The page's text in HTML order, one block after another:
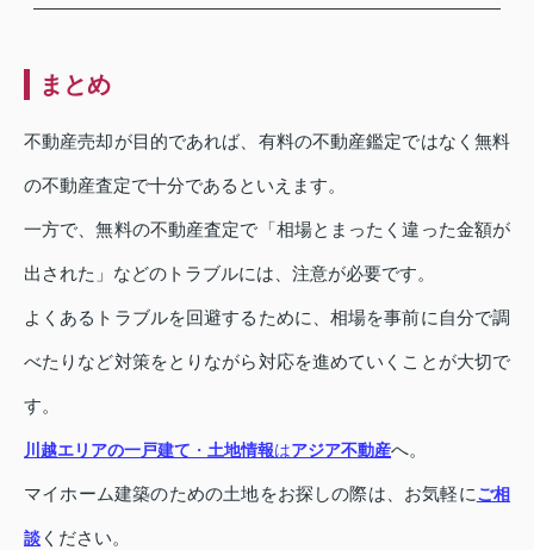
まとめ
不動産売却が目的であれば、有料の不動産鑑定ではなく無料
の不動産査定で十分であるといえます。
一方で、無料の不動産査定で「相場とまったく違った金額が
出された」などのトラブルには、注意が必要です。
よくあるトラブルを回避するために、相場を事前に自分で調
べたりなど対策をとりながら対応を進めていくことが大切で
す。
川越エリアの一戸建て ・ 土地情報はアジア不動産へ。
マイホーム建築のための土地をお探しの際は、お気軽にご相
談 ください。